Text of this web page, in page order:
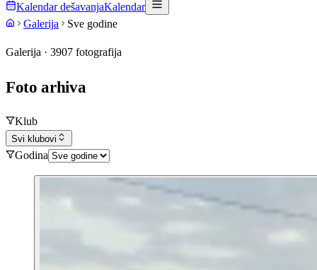
Kalendar dešavanjaKalendar
Galerija
Sve godine
Galerija · 3907 fotografija
Fotoarhiva
Klub
Svi klubovi
Godina